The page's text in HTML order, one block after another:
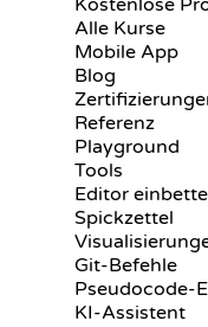
Alle Kurse
Mobile App
Blog
Referenz
Playground
Tools
Editor
Spickzettel
Git-Befehle
Pseudocode-
KI-Assistent